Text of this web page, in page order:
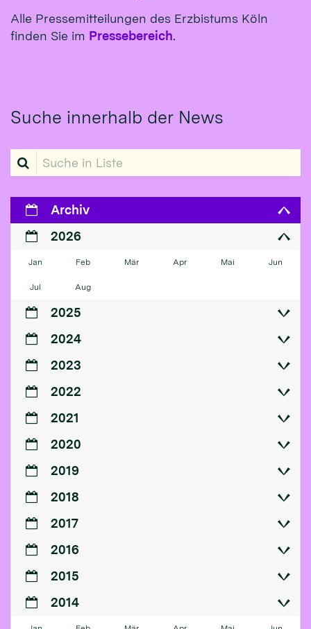
Alle Pressemitteilungen des Erzbistums Köln
finden Sie im Pressebereich.
Suche innerhalb der News
Suche in Liste
Archiv
2026
Jan Feb Mär Apr Mai Jun
Jul Aug
2025
2024
2023
2022
2021
2020
2019
2018
2017
2016
2015
2014